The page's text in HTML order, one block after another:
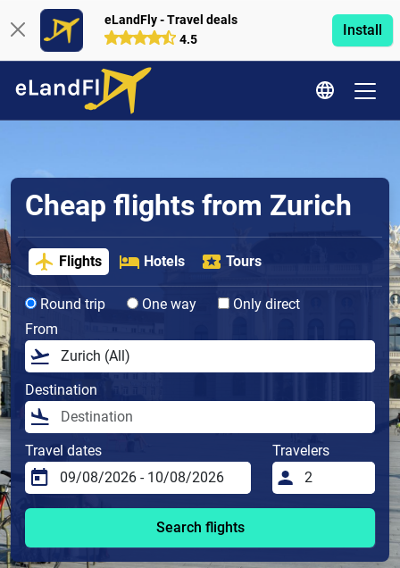
eLandFly - Travel deals
4.5
Install
Cheap flights from Zurich
Flights Hotels Tours
Round trip One way
Only direct
From
Destination
Travel dates Travelers
Search flights